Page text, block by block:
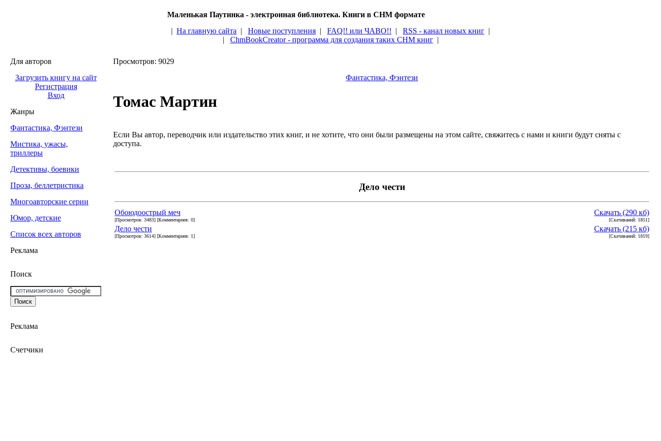
Маленькая Паутинка - электронная библиотека. Книги в CHM формате
| На главную сайта | Новые поступления | FAQ!! или ЧАВО!! | RSS - канал новых книг |
| ChmBookCreator - программа для создания таких CHM книг|
Для авторов
Загрузить книгу на сайт
Регистрация
Вход
Жанры
Фантастика, Фэнтези
Мистика, ужасы,
триллеры
Детективы, боевики
Проза, беллетристика
Многоавторские серии
Юмор, детские
Список всех авторов
Реклама
Поиск
Реклама
Счетчики
Просмотров: 9029
Фантастика, Фэнтези
Томас Мартин
Если Вы автор, переводчик или издательство этих книг, и не хотите, что они были размещены на этом сайте, свяжитесь с нами и книги будут сняты с
доступа.
Дело чести
Обоюдоострый меч
[Просмотров: 3483] [Комментариев: 0]
Скачать (290 кб)
[Скачиваний: 1851]
Дело чести
[Просмотров: 3614] [Комментариев: 1]
Скачать (215 кб)
[Скачиваний: 1819]